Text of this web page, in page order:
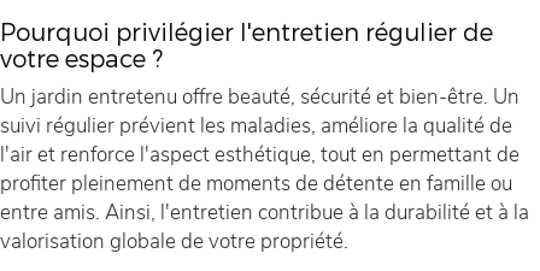
Pourquoi privilégier l'entretien régulier de
votre espace ?
Un jardin entretenu offre beauté, sécurité et bien-être. Un
suivi régulier prévient les maladies, améliore la qualité de
l'air et renforce l'aspect esthétique, tout en permettant de
profiter pleinement de moments de détente en famille ou
entre amis. Ainsi, l'entretien contribue à la durabilité et à la
valorisation globale de votre propriété.